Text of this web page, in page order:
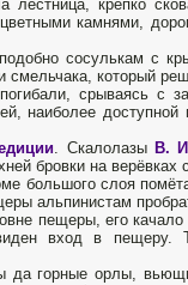
крепко
камнями,
сосулькам с
смельчака, который
срываясь с
наиболее
. Скалолазы В.
бровки на верёвках
большого слоя
альпинистам
пещеры, его
вход в пещеру.
да горные орлы,